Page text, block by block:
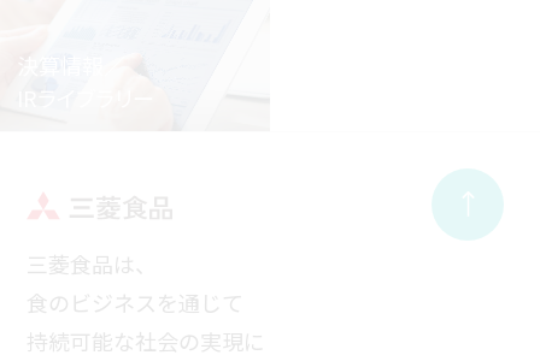
三菱食品は、
食のビジネスを通じて
持続可能な社会の実現に